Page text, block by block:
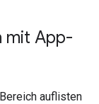
mit App-
auflisten